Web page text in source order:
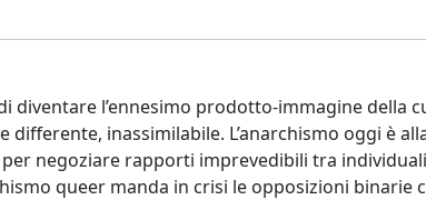
diventare l’ennesimo prodotto-immagine della
inassimilabile. L’anarchismo oggi è
negoziare rapporti imprevedibili tra
queer manda in crisi le opposizioni binarie